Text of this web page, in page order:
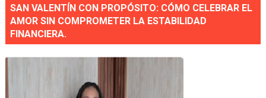
SAN VALENTÍN CON PROPÓSITO: CÓMO CELEBRAR EL
AMOR SIN COMPROMETER LA ESTABILIDAD
FINANCIERA.